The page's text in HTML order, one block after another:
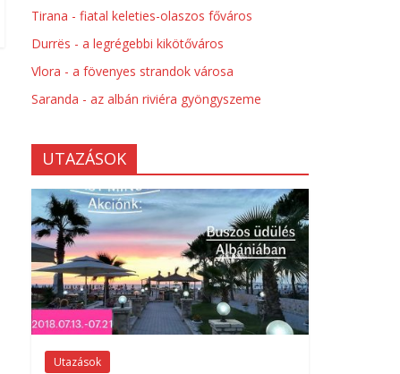
Tirana - fiatal keleties-olaszos főváros
Durrës - a legrégebbi kikötőváros
Vlora - a fövenyes strandok városa
Saranda - az albán riviéra gyöngyszeme
UTAZÁSOK
Utazások